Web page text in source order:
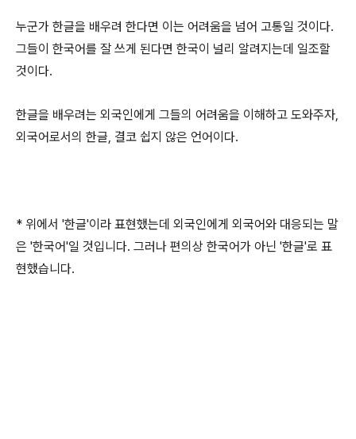
누군가 한글을 배우려 한다면 이는 어려움을 넘어 고통일 것이다.
그들이 한국어를 잘 쓰게 된다면 한국이 널리 알려지는데 일조할
것이다.
한글을 배우려는 외국인에게 그들의 어려움을 이해하고 도와주자,
외국어로서의 한글, 결코 쉽지 않은 언어이다.
* 위에서 '한글'이라 표현했는데 외국인에게 외국어와 대응되는 말
은 '한국어'일 것입니다. 그러나 편의상 한국어가 아닌 '한글'로 표
현했습니다.